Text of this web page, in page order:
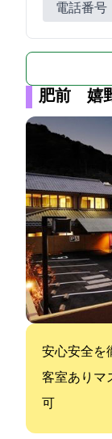
電話番号
肥前 嬉
安心安全を
客室あり/マ
可